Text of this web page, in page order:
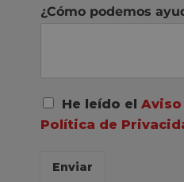
¿Cómo podemos
A
c
u
He leído el Aviso
Política de
Enviar